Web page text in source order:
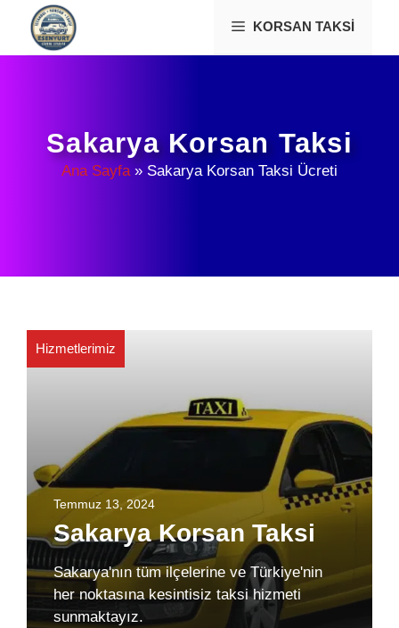
İçeriğe
KORSAN TAKSI
Sakarya Korsan Taksi
Ana Sayfa» Sakarya Korsan Taksi Ücreti
Hizmetlerimiz
Temmuz 13, 2024
Sakarya Korsan Taksi
Sakarya'nın tüm ilçelerine ve Türkiye'nin
her noktasına kesintisiz taksi hizmeti
sunmaktayız.